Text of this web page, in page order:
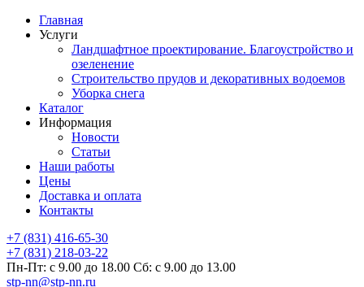
Главная
Услуги
Ландшафтное проектирование. Благоустройство и
озеленение
Строительство прудов и декоративных водоемов
Уборка снега
Каталог
Информация
Новости
Статьи
Наши работы
Цены
Доставка и оплата
Контакты
+7 (831) 416-65-30
+7 (831) 218-03-22
Пн-Пт: с 9.00 до 18.00 Сб: с 9.00 до 13.00
stp-nn@stp-nn.ru